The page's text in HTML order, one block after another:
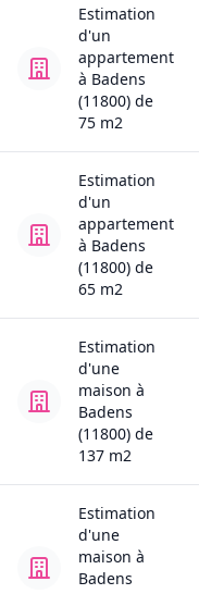
Estimation
d'un
appartement
à Badens
(11800) de
75 m2
Estimation
d'un
appartement
à Badens
(11800) de
65 m2
Estimation
d'une
maison à
Badens
(11800) de
137 m2
Estimation
d'une
maison à
Badens